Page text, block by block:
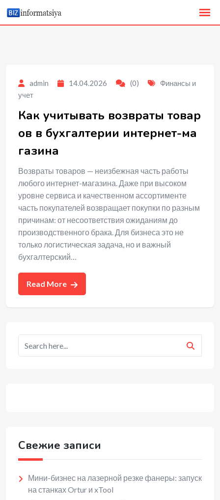
content
admin 14.04.2026 (0)
Финансы и
учет
Как учитывать возвраты товар
ов в бухгалтерии интернет-ма
газина
Возвраты товаров — неизбежная часть работы
любого интернет-магазина. Даже при высоком
уровне сервиса и качественном ассортименте
часть покупателей возвращает покупки по разным
причинам: от несоответствия ожиданиям до
производственного брака. Для бизнеса это не
только логистическая задача, но и важный
бухгалтерский…
Read More
Свежие записи
Мини-бизнес на лазерной резке фанеры: запуск
на станках Ortur и xTool